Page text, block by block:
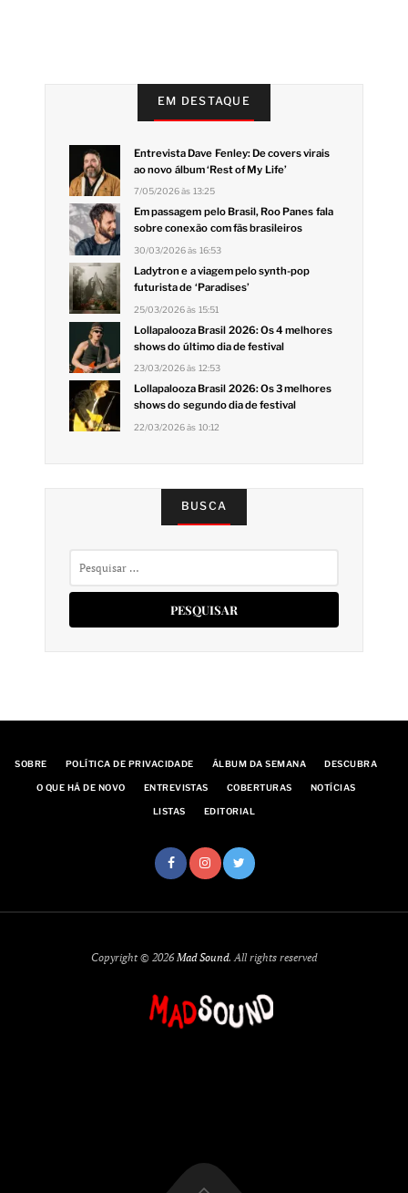
EM DESTAQUE
Entrevista Dave Fenley: De covers virais
ao novo álbum ‘Rest of My Life’
7/05/2026 às 13:25
Em passagem pelo Brasil, Roo Panes fala
sobre conexão com fãs brasileiros
30/03/2026 às 16:53
Ladytron e a viagem pelo synth-pop
futurista de ‘Paradises’
25/03/2026 às 15:51
Lollapalooza Brasil 2026: Os 4 melhores
shows do último dia de festival
23/03/2026 às 12:53
Lollapalooza Brasil 2026: Os 3 melhores
shows do segundo dia de festival
22/03/2026 às 10:12
BUSCA
SOBRE POLÍTICA DE PRIVACIDADE ÁLBUM DA SEMANA DESCUBRA
O QUE HÁ DE NOVO ENTREVISTAS COBERTURAS NOTÍCIAS
LISTAS EDITORIAL
Copyright © 2026Mad Sound. All rights reserved